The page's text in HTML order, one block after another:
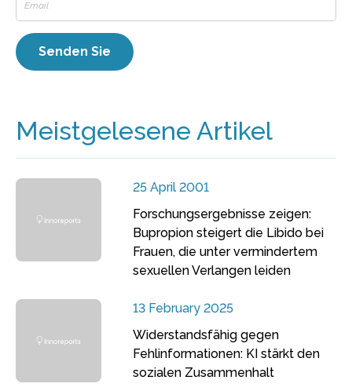
Meistgelesene Artikel
25 April 2001
Forschungsergebnisse zeigen:
Bupropion steigert die Libido bei
Frauen, die unter vermindertem
sexuellen Verlangen leiden
13 February 2025
Widerstandsfähig gegen
Fehlinformationen: KI stärkt den
sozialen Zusammenhalt